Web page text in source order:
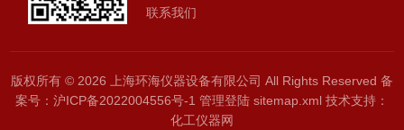
联系我们
版权所有 © 2026 上海环海仪器设备有限公司 All Rights Reserved 备
案号：沪ICP备2022004556号-1 管理登陆 sitemap.xml 技术支持：
化工仪器网